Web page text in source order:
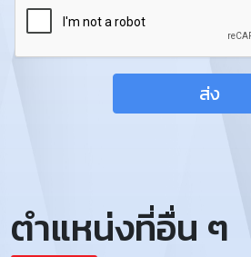
ส่ง
ตำแหน่งที่อื่น ๆ